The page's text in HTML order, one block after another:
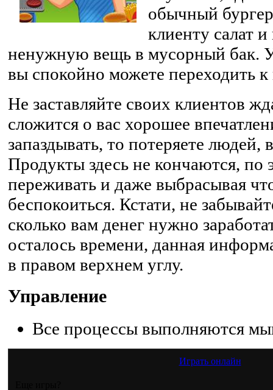
обычный
клиенту салат
ненужную вещь в мусорный бак.
вы спокойно можете переходить
Не заставляйте своих клиентов
сложится о вас хорошее
запаздывать, то потеряете людей,
Продукты здесь не кончаются,
переживать и даже выбрасывая
беспокоиться. Кстати, не
сколько вам денег нужно
осталось времени, данная
в правом верхнем углу.
Управление
Все процессы выполняются
Играть онлайн